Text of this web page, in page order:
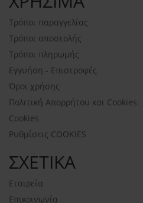
Τρόποι παραγγελίας
Τρόποι αποστολής
Τρόποι πληρωμής
Εγγυήση - Επιστροφές
Όροι χρήσης
Πολιτική Απορρήτου και Cookies
Cookies
Ρυθμίσεις COOKIES
ΣΧΕΤΙΚΑ
Εταιρεία
Επικοινωνία